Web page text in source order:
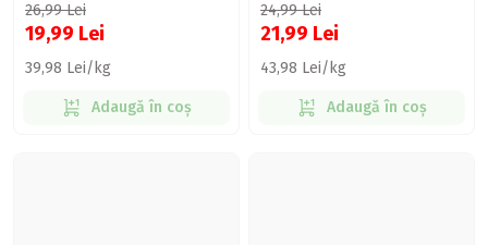
26,99Lei
19,99 Lei
39,98 Lei/kg
Adaugă în coș
24,99Lei
21,99 Lei
43,98 Lei/kg
Adaugă în coș